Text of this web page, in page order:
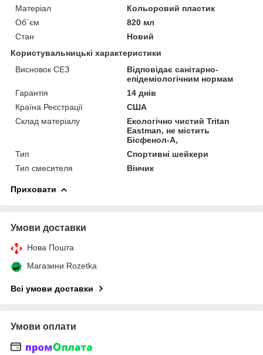
Матеріал
Кольоровий пластик
Об`єм
820 мл
Стан
Новий
Користувальницькі характеристики
Висновок СЕЗ
Відповідає санітарно-
епідеміологічним нормам
Гарантія
14 днів
Країна Реєстрації
США
Склад матеріалу
Екологічно чистий Tritan
Eastman, не містить
Бісфенол-А,
Тип
Спортивні шейкери
Тип смесителя
Вінчик
Приховати
Умови доставки
Нова Пошта
Магазини Rozetka
Всі умови доставки
Умови оплати